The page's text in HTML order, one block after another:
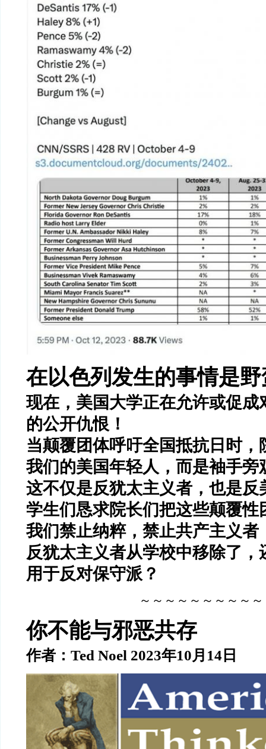
在以色列发生的事情是
现在，美国大学正在允许或促成
的公开仇恨！
当颠覆团体呼吁全国抵抗日时，
我们的美国年轻人，而是袖手旁
这不仅是反犹太主义者，也是反
学生们恳求院长们把这些颠覆性
我们禁止纳粹，禁止共产主义者
反犹太主义者从学校中移除了，
用于反对保守派？
～～～～～～～～～～
你不能与邪恶共存
作者： Ted Noel 2023年10月 14 日